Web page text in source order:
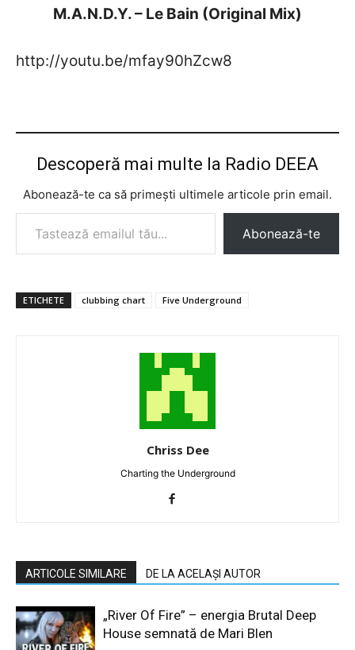
M.A.N.D.Y. – Le Bain (Original Mix)
http://youtu.be/mfay90hZcw8
Descoperă mai multe la Radio DEEA
Abonează-te ca să primești ultimele articole prin email.
Tastează emailul tău...
Abonează-te
ETICHETE clubbing chart Five Underground
Chriss Dee
Charting the Underground
ARTICOLE SIMILARE DE LA ACELAȘI AUTOR
„River Of Fire” – energia Brutal Deep
House semnată de Mari Blen